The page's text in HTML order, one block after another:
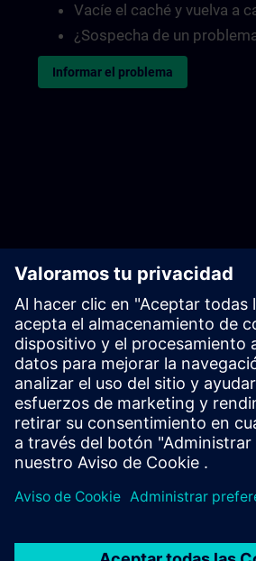
Vacíe el caché y vuelva a
¿Sospecha de un
Informar el problema